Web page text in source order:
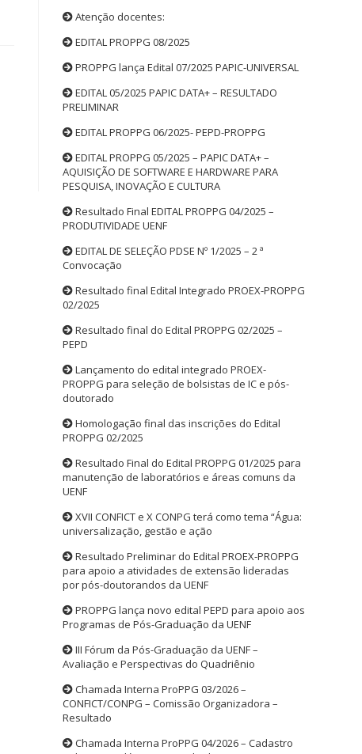
Atenção docentes:
EDITAL PROPPG 08/2025
PROPPG lança Edital 07/2025 PAPIC-UNIVERSAL
EDITAL 05/2025 PAPIC DATA+ – RESULTADO
PRELIMINAR
EDITAL PROPPG 06/2025- PEPD-PROPPG
EDITAL PROPPG 05/2025 – PAPIC DATA+ –
AQUISIÇÃO DE SOFTWARE E HARDWARE PARA
PESQUISA, INOVAÇÃO E CULTURA
Resultado Final EDITAL PROPPG 04/2025 –
PRODUTIVIDADE UENF
EDITAL DE SELEÇÃO PDSE Nº 1/2025 – 2 ª
Convocação
Resultado final Edital Integrado PROEX-PROPPG
02/2025
Resultado final do Edital PROPPG 02/2025 –
PEPD
Lançamento do edital integrado PROEX-
PROPPG para seleção de bolsistas de IC e pós-
doutorado
Homologação final das inscrições do Edital
PROPPG 02/2025
Resultado Final do Edital PROPPG 01/2025 para
manutenção de laboratórios e áreas comuns da
UENF
XVII CONFICT e X CONPG terá como tema “Água:
universalização, gestão e ação
Resultado Preliminar do Edital PROEX-PROPPG
para apoio a atividades de extensão lideradas
por pós-doutorandos da UENF
PROPPG lança novo edital PEPD para apoio aos
Programas de Pós-Graduação da UENF
III Fórum da Pós-Graduação da UENF –
Avaliação e Perspectivas do Quadriênio
Chamada Interna ProPPG 03/2026 –
CONFICT/CONPG – Comissão Organizadora –
Resultado
Chamada Interna ProPPG 04/2026 – Cadastro